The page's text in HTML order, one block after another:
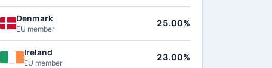
Denmark
EU member
25.00%
Ireland
EU member
23.00%